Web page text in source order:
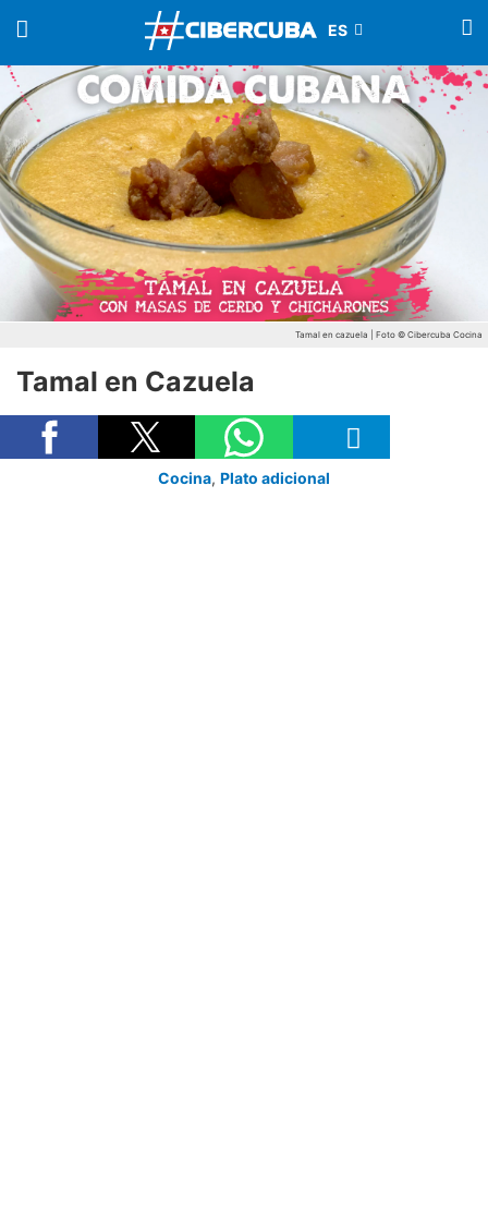
Tamal en cazuela | Foto © Cibercuba Cocina
Tamal en Cazuela
Cocina, Plato adicional